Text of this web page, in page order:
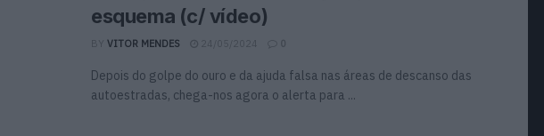
esquema (c/ vídeo)
BY VITOR MENDES 24/05/2024 0
Depois do golpe do ouro e da ajuda falsa nas áreas de descanso das
autoestradas, chega-nos agora o alerta para ...